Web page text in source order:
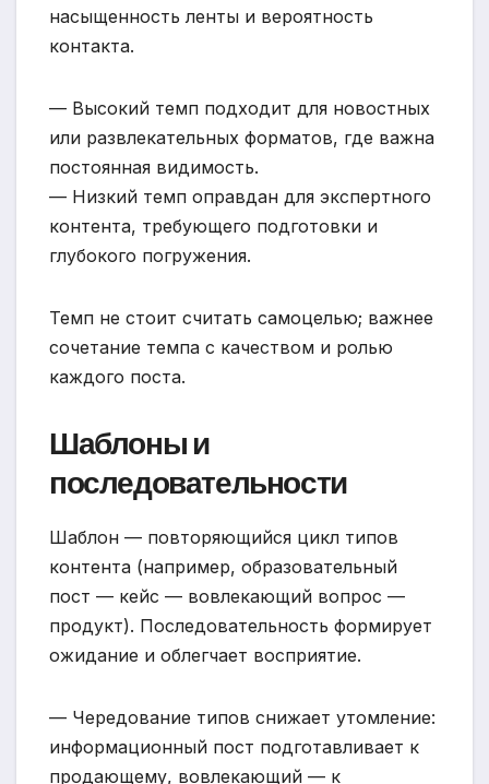
насыщенность ленты и вероятность
контакта.
— Высокий темп подходит для новостных
или развлекательных форматов, где важна
постоянная видимость.
— Низкий темп оправдан для экспертного
контента, требующего подготовки и
глубокого погружения.
Темп не стоит считать самоцелью; важнее
сочетание темпа с качеством и ролью
каждого поста.
Шаблоны и
последовательности
Шаблон — повторяющийся цикл типов
контента (например, образовательный
пост — кейс — вовлекающий вопрос —
продукт). Последовательность формирует
ожидание и облегчает восприятие.
— Чередование типов снижает утомление:
информационный пост подготавливает к
продающему, вовлекающий — к